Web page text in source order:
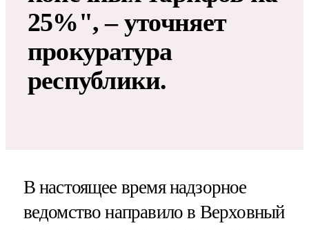
25%", – уточняет
прокуратура
республики.
В настоящее время надзорное
ведомство направило в Верховный